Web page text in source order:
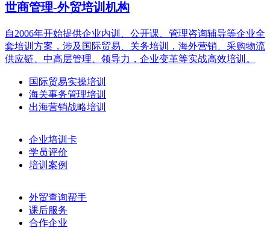
世商管理-外贸培训机构
自2006年开始提供企业内训、公开课、管理咨询辅导等企业全
套培训方案，涉及国际贸易、关务培训，海外营销、采购物流
供应链、中高层管理、领导力，企业变革等实战高效培训。
国际贸易实操培训
海关事务管理培训
出海营销战略培训
企业培训卡
学员评价
培训案例
外贸查询帮手
课后服务
合作企业